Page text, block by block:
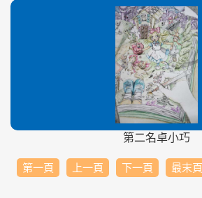
第二名卓小巧
第一頁 上一頁 下一頁 最末頁